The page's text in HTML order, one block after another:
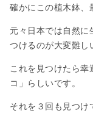
確かにこの植木鉢、
元々日本では自然
つけるのが大変難し
これを見つけたら幸
コ」らしいです。
それを３回も見つけ